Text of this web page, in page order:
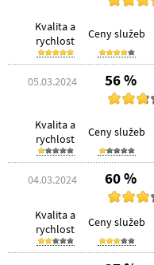
Kvalita a
rychlost
Ceny služeb
05.03.2024 56 %
Kvalita a
rychlost
Ceny služeb
04.03.2024 60 %
Kvalita a
rychlost
Ceny služeb